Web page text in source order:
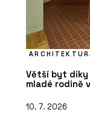
Větší byt díky
mladé rodině
10. 7. 2026